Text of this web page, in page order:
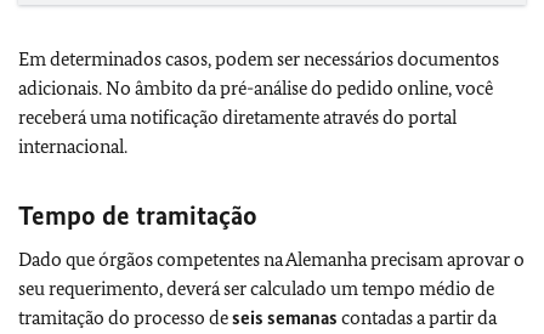
Em determinados casos, podem ser necessários documentos
adicionais. No âmbito da pré-análise do pedido online, você
receberá uma notificação diretamente através do portal
internacional.
Tempo de tramitação
Dado que órgãos competentes na Alemanha precisam aprovar o
seu requerimento, deverá ser calculado um tempo médio de
tramitação do processo deseis semanas contadas a partir da